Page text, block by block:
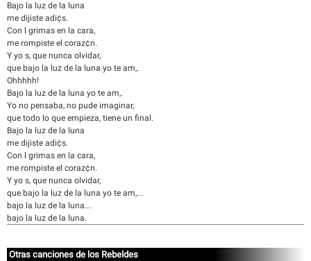
Bajo la luz de la luna
me dijiste adi¢s.
Con l grimas en la cara,
me rompiste el coraz¢n.
Y yo s, que nunca olvidar,
que bajo la luz de la luna yo te am,.
­Ohhhhh!
Bajo la luz de la luna yo te am,.
Yo no pensaba, no pude imaginar,
que todo lo que empieza, tiene un final.
Bajo la luz de la luna
me dijiste adi¢s.
Con l grimas en la cara,
me rompiste el coraz¢n.
Y yo s, que nunca olvidar,
que bajo la luz de la luna yo te am,...
bajo la luz de la luna...
bajo la luz de la luna.
Otras canciones de los Rebeldes